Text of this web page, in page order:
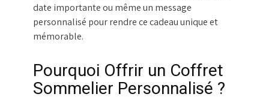
date importante ou même un message
personnalisé pour rendre ce cadeau unique et
mémorable.
Pourquoi Offrir un Coffret
Sommelier Personnalisé ?